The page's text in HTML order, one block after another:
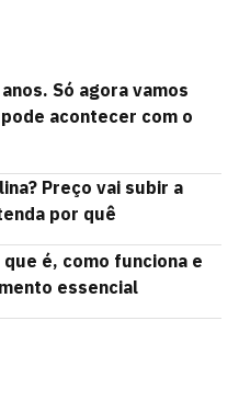
Só agora vamos
acontecer com o
Preço vai subir a
por quê
é, como funciona e
essencial